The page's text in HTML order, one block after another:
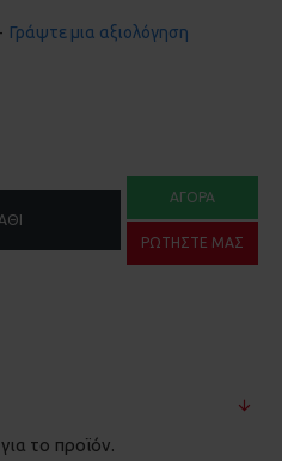
- Γράψτε μια αξιολόγηση
ΑΓΟΡΆ
ΡΩΤΉΣΤΕ ΜΑΣ
το προϊόν.